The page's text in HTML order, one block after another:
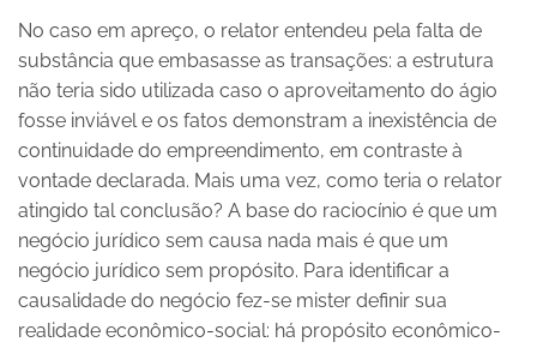
No caso em apreço, o relator entendeu pela falta de
substância que embasasse as transações: a estrutura
não teria sido utilizada caso o aproveitamento do ágio
fosse inviável e os fatos demonstram a inexistência de
continuidade do empreendimento, em contraste à
vontade declarada. Mais uma vez, como teria o relator
atingido tal conclusão? A base do raciocínio é que um
negócio jurídico sem causa nada mais é que um
negócio jurídico sem propósito. Para identificar a
causalidade do negócio fez-se mister definir sua
realidade econômico-social: há propósito econômico-